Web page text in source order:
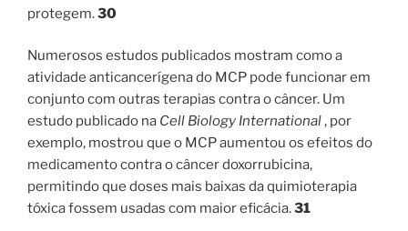
protegem.30
Numerosos estudos publicados mostram como a
atividade anticancerígena do MCP pode funcionar em
conjunto com outras terapias contra o câncer. Um
estudo publicado na Cell Biology International, por
exemplo, mostrou que o MCP aumentou os efeitos do
medicamento contra o câncer doxorrubicina,
permitindo que doses mais baixas da quimioterapia
tóxica fossem usadas com maior eficácia.31